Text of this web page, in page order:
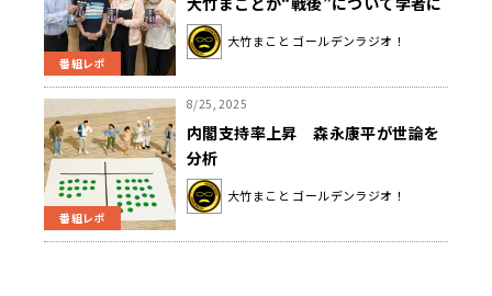
番組レポ
聞く
大竹まこと ゴールデンラジオ！
番組レポ
8/25, 2025
内閣支持率上昇 森永康平が世論を
分析
大竹まこと ゴールデンラジオ！